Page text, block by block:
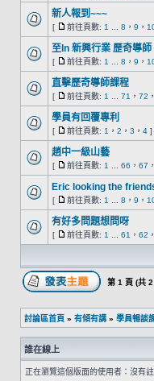
新人報到~~~
[ 前往頁數: 1 8 ， 9 ，
至In 新興行業 歷奇導師
[ 前往頁數: 1 8 ， 9 ，
直擊歷奇導師課程
[ 前往頁數: 1 71 ， 72 ，
學員有回覆專利
[ 前往頁數: 1 ， 2 ， 3 ， 4 ]
趙中一級山藝
[ 前往頁數: 1 66 ， 67 ，
Eric looking the
[ 前往頁數: 1 8 ， 9 ，
有好多問題想問呀
[ 前往頁數: 1 61 ， 62 ，
第 1 頁 (共 2
討論區首頁 » 有傾有講 » 學員暢談
誰在線上
正在瀏覽這個版面的使用者：沒有